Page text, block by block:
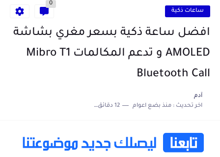
منحة البطالة الجزائرية 2025 دليل تجديد المنحة بسرعة وسهولة
تطبيق Cricfy TV: بوابتك المثلى لعالم مشاهدة الرياضة البث المباشر...
ساعات ذكية
0
افضل ساعة ذكية بسعر مغري بشاشة
AMOLED و تدعم المكالمات Mibro T1
Bluetooth Call
آدم
اخر تحديث :منذ بضع اعوام 12 دقائق للقراءة